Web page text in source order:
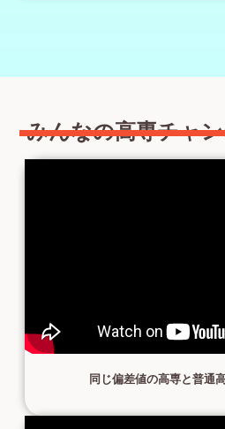
みんなの高専チャ
同じ偏差値の高専と普通